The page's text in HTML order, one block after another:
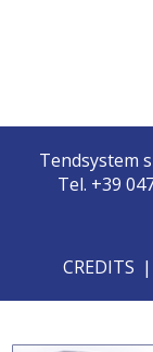
Tendsystem
Tel. +39
CREDITS |